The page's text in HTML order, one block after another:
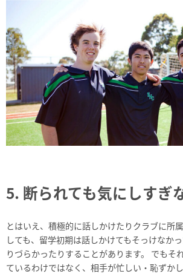
5. 断られても気にしすぎ
とはいえ、積極的に話しかけたりクラブに所
しても、留学初期は話しかけてもそっけなか
りづらかったりすることがあります。 でもそ
ているわけではなく、相手が忙しい・恥ずか